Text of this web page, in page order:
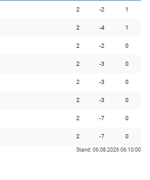
2 -2 1
2 -4 1
2 -2 0
2 -3 0
2 -3 0
2 -3 0
2 -7 0
2 -7 0
Stand: 06.08.2026 06:10:00